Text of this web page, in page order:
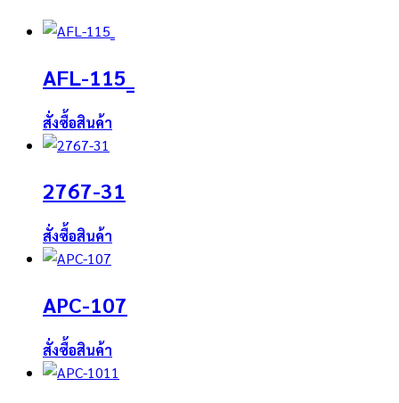
AFL-115_
สั่งซื้อสินค้า
2767-31
สั่งซื้อสินค้า
APC-107
สั่งซื้อสินค้า